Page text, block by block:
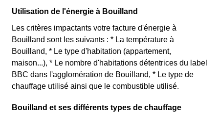
Utilisation de l'énergie à Bouilland
Les critères impactants votre facture d'énergie à
Bouilland sont les suivants : * La température à
Bouilland, * Le type d'habitation (appartement,
maison...), * Le nombre d'habitations détentrices du label
BBC dans l'agglomération de Bouilland, * Le type de
chauffage utilisé ainsi que le combustible utilisé.
Bouilland et ses différents types de chauffage